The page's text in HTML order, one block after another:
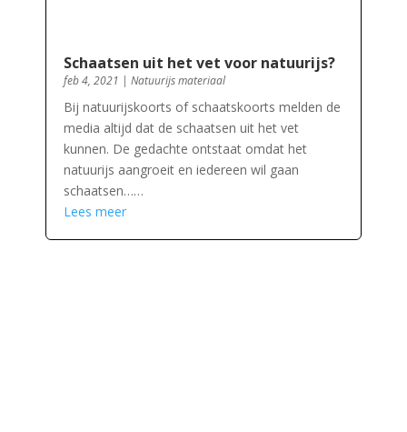
Schaatsen uit het vet voor natuurijs?
feb 4, 2021 | Natuurijs materiaal
Bij natuurijskoorts of schaatskoorts melden de
media altijd dat de schaatsen uit het vet
kunnen. De gedachte ontstaat omdat het
natuurijs aangroeit en iedereen wil gaan
schaatsen……
Lees meer